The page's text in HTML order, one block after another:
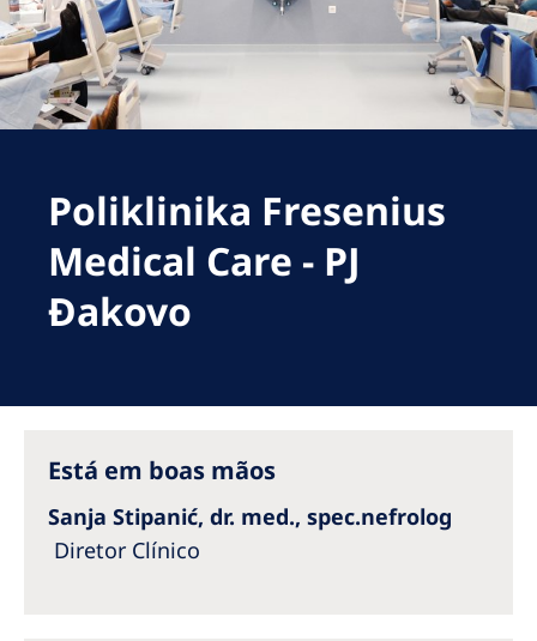
Romania
Russia
Serbia
Slovenia
Spain
Sweden
Asia Pacific
Australia
Poliklinika Fresenius
Medical Care - PJ
Đakovo
Está em boas mãos
Sanja Stipanić, dr. med., spec.nefrolog
Diretor Clínico